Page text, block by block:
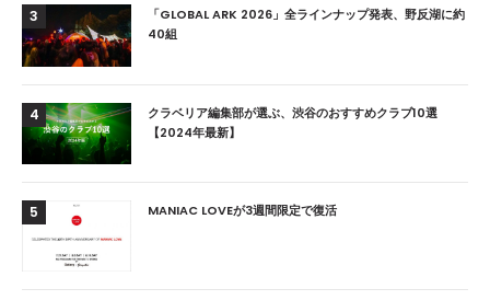
3
「GLOBAL ARK 2026」全ラインナップ発表、野反湖に約
40組
4
クラベリア編集部が選ぶ、渋谷のおすすめクラブ10選
【2024年最新】
5 MANIAC LOVEが3週間限定で復活